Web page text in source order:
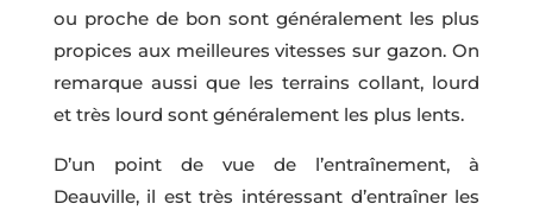
ou proche de bon sont généralement les plus
propices aux meilleures vitesses sur gazon. On
remarque aussi que les terrains collant, lourd
et très lourd sont généralement les plus lents.
D’un point de vue de l’entraînement, à
Deauville, il est très intéressant d’entraîner les